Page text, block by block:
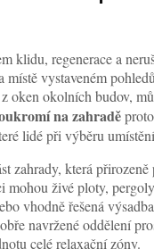
podklad
faktorů při výběru
vodou a při
zátěž, kterou
Podklad pod vířivku
aby nedocházelo k
problémům.
betonová deska, kvalitní
navržený pro vyšší